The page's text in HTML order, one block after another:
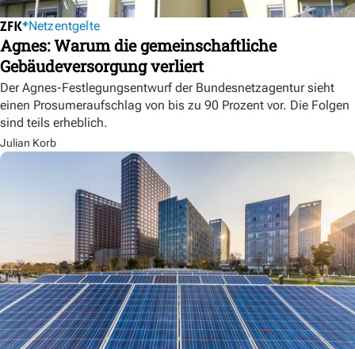
Netzentgelte
Agnes: Warum die gemeinschaftliche
Gebäudeversorgung verliert
Der Agnes-Festlegungsentwurf der Bundesnetzagentur sieht
einen Prosumeraufschlag von bis zu 90 Prozent vor. Die Folgen
sind teils erheblich.
Julian Korb